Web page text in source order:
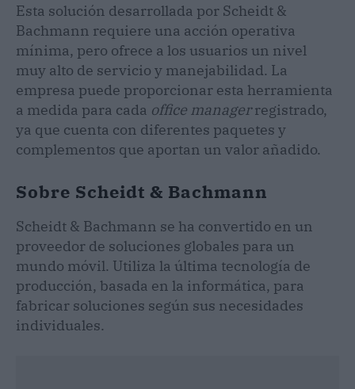
Esta solución desarrollada por Scheidt &
Bachmann requiere una acción operativa
mínima, pero ofrece a los usuarios un nivel
muy alto de servicio y manejabilidad. La
empresa puede proporcionar esta herramienta
a medida para cada office managerregistrado,
ya que cuenta con diferentes paquetes y
complementos que aportan un valor añadido.
Sobre Scheidt & Bachmann
Scheidt & Bachmann se ha convertido en un
proveedor de soluciones globales para un
mundo móvil. Utiliza la última tecnología de
producción, basada en la informática, para
fabricar soluciones según sus necesidades
individuales.